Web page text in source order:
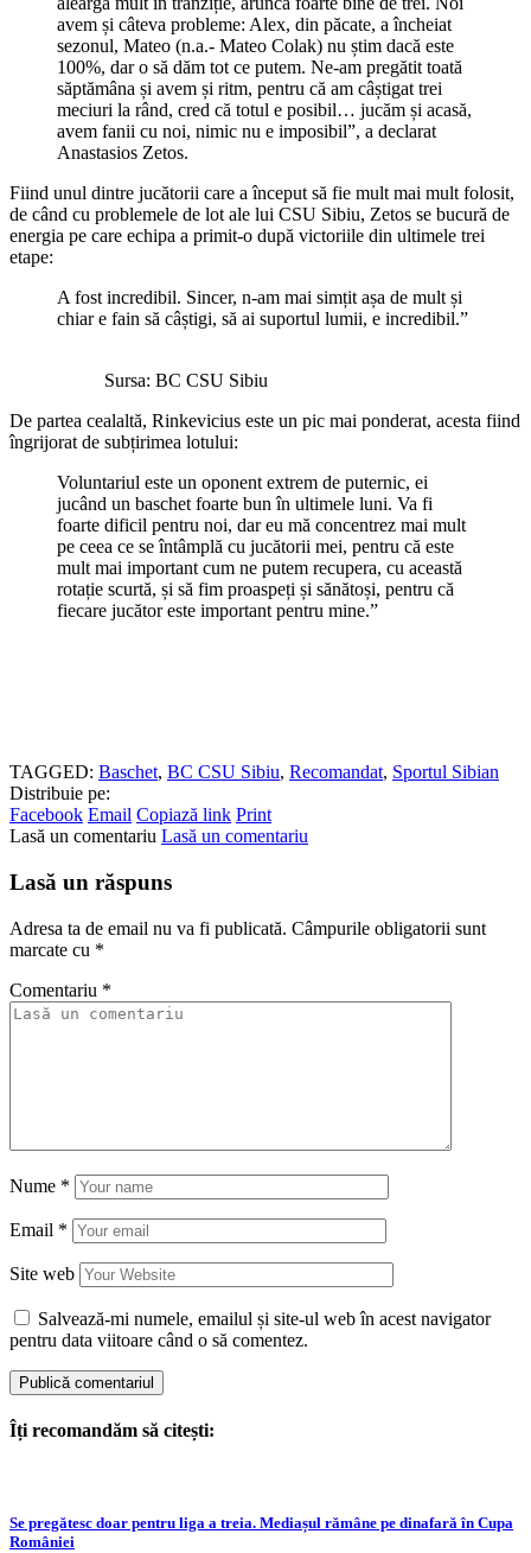
avem și câteva probleme: Alex, din păcate, a încheiat
sezonul, Mateo (n.a.- Mateo Colak) nu știm dacă este
100%, dar o să dăm tot ce putem. Ne-am pregătit toată
săptămâna și avem și ritm, pentru că am câștigat trei
meciuri la rând, cred că totul e posibil… jucăm și acasă,
avem fanii cu noi, nimic nu e imposibil”, a declarat
Anastasios Zetos.
Fiind unul dintre jucătorii care a început să fie mult mai mult folosit,
de când cu problemele de lot ale lui CSU Sibiu, Zetos se bucură de
energia pe care echipa a primit-o după victoriile din ultimele trei
etape:
A fost incredibil. Sincer, n-am mai simțit așa de mult și
chiar e fain să câștigi, să ai suportul lumii, e incredibil.”
Sursa: BC CSU Sibiu
De partea cealaltă, Rinkevicius este un pic mai ponderat, acesta fiind
îngrijorat de subțirimea lotului:
Voluntariul este un oponent extrem de puternic, ei
jucând un baschet foarte bun în ultimele luni. Va fi
foarte dificil pentru noi, dar eu mă concentrez mai mult
pe ceea ce se întâmplă cu jucătorii mei, pentru că este
mult mai important cum ne putem recupera, cu această
rotație scurtă, și să fim proaspeți și sănătoși, pentru că
fiecare jucător este important pentru mine.”
TAGGED: Baschet, BC CSU Sibiu, Recomandat, Sportul Sibian
Distribuie pe:
Facebook Email Copiază link Print
Lasă un comentariu Lasă un comentariu
Lasă un răspuns
Adresa ta de email nu va fi publicată. Câmpurile obligatorii sunt
marcate cu *
Comentariu *
Nume *
Email *
Site web
Salvează-mi numele, emailul și site-ul web în acest navigator
pentru data viitoare când o să comentez.
Îți recomandăm să citești:
Se pregătesc doar pentru liga a treia. Mediașul rămâne pe dinafară în Cupa
României